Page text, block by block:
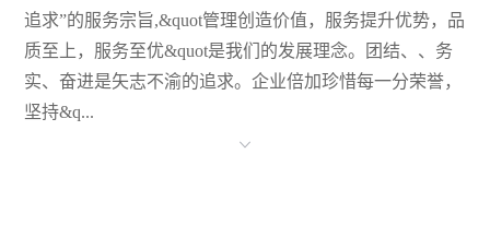
追求”的服务宗旨,&quot管理创造价值，服务提升优势，品
质至上，服务至优&quot是我们的发展理念。团结、、务
实、奋进是矢志不渝的追求。企业倍加珍惜每一分荣誉，
坚持&q...